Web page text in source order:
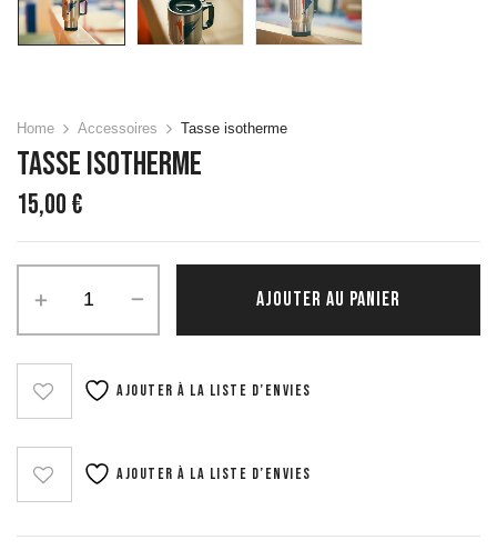
Home Accessoires Tasse isotherme
Tasse Isotherme
15,00€
AJOUTER AU PANIER
Ajouter à la liste d’envies
Ajouter à la liste d’envies